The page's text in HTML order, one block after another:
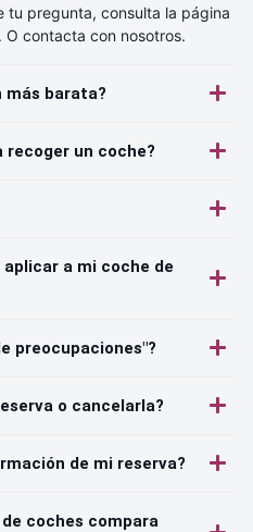
tu pregunta, consulta la página
contacta con nosotros.
más barata?
recoger un coche?
a mi coche de
preocupaciones"?
o cancelarla?
de mi reserva?
coches compara